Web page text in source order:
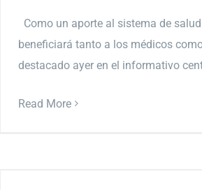
Como un aporte al sistema de
beneficiará tanto a los médicos
destacado ayer en el informativo
Read More